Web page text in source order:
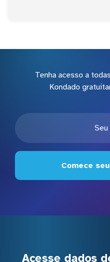
Tenha acesso a
Kondado
Comece
Acesse dados